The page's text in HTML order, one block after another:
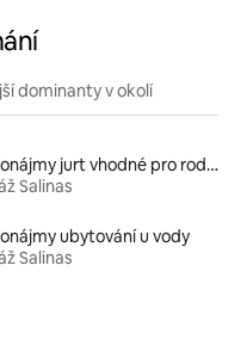
dominanty v okolí
Pronájmy jurt vhodné pro rodiny s dětmi
Salinas
ubytování u vody
Salinas